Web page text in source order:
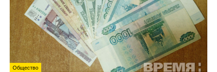
Общество